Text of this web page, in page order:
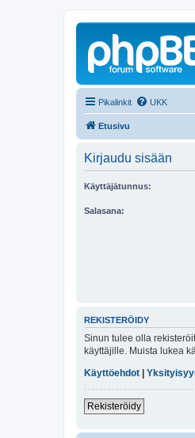
Pikalinkit UKK
Etusivu
Kirjaudu sisään
Käyttäjätunnus:
Salasana:
REKISTERÖIDY
Sinun tulee olla
käyttäjille. Muista lukea
Käyttöehdot
Rekisteröidy